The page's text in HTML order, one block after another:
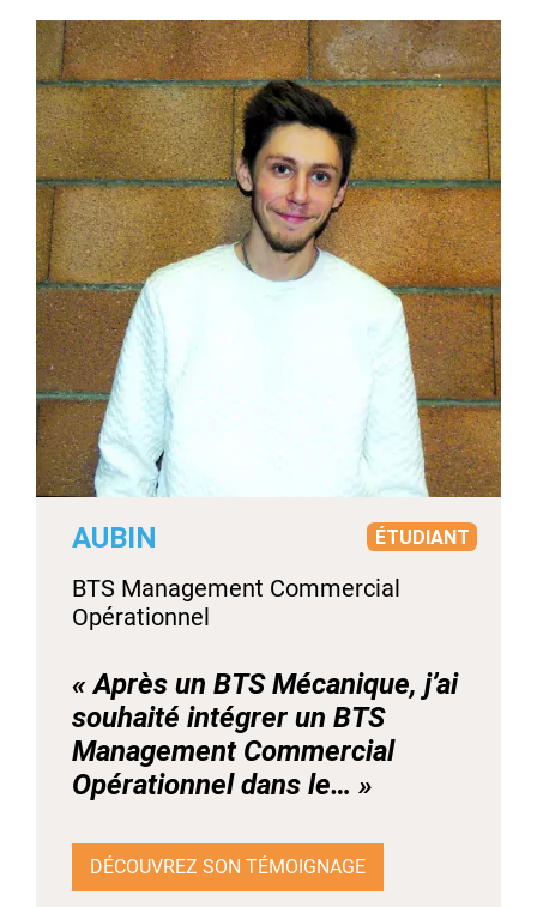
AUBIN
BTS Management Commercial
Opérationnel
« Après un BTS Mécanique, j’ai
souhaité intégrer un BTS
Management Commercial
Opérationnel dans le… »
ÉTUDIANT
DÉCOUVREZ SON TÉMOIGNAGE